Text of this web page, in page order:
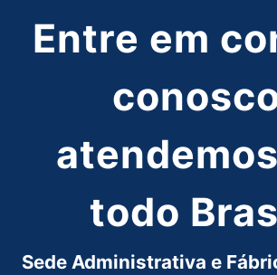
Entre em
todo
Sede Administrativa e